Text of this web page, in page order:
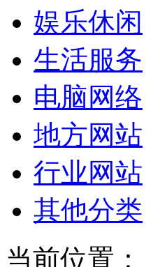
娱乐休闲
生活服务
电脑网络
地方网站
行业网站
其他分类
当前位置：